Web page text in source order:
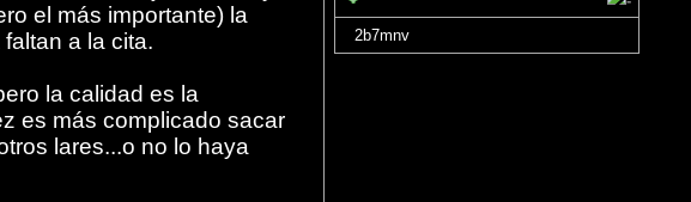
el más importante) la
a la cita.
la calidad es la
es más complicado sacar
lares...o no lo haya
2b7mnv